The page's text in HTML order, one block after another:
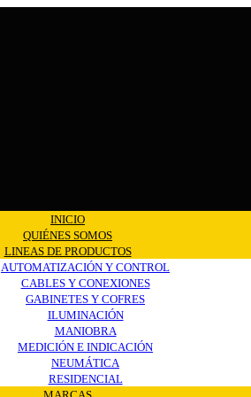
INICIO
QUIÉNES SOMOS
LINEAS DE PRODUCTOS
AUTOMATIZACIÓN Y CONTROL
CABLES Y CONEXIONES
GABINETES Y COFRES
ILUMINACIÓN
MANIOBRA
MEDICIÓN E INDICACIÓN
NEUMÁTICA
RESIDENCIAL